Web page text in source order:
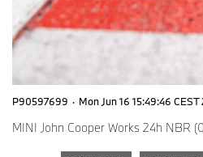
P90597699 · Mon Jun 16 15:49:46 CEST
MINI John Cooper Works 24h NBR